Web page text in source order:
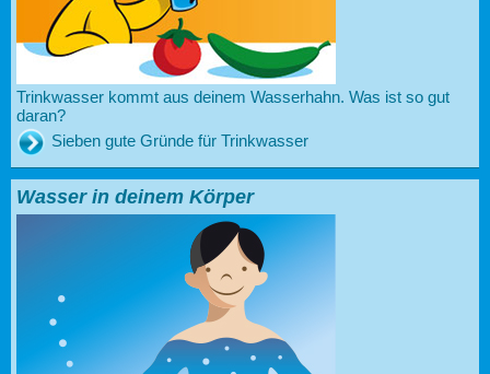
Trinkwasser kommt aus deinem Wasserhahn. Was ist so gut
daran?
Sieben gute Gründe für Trinkwasser
Wasser in deinem Körper